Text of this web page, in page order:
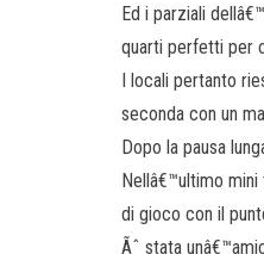
Ed i parziali
quarti perfetti per
I locali pertanto
seconda con un
Dopo la pausa
Nellâ€™ultimo
di gioco con il
Ãˆ stata